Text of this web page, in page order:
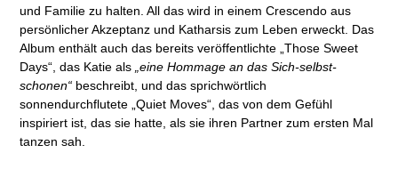
und Familie zu halten. All das wird in einem Crescendo aus
persönlicher Akzeptanz und Katharsis zum Leben erweckt. Das
Album enthält auch das bereits veröffentlichte „Those Sweet
Days“, das Katie als „eine Hommage an das Sich-selbst-
schonen“ beschreibt, und das sprichwörtlich
sonnendurchflutete „Quiet Moves“, das von dem Gefühl
inspiriert ist, das sie hatte, als sie ihren Partner zum ersten Mal
tanzen sah.